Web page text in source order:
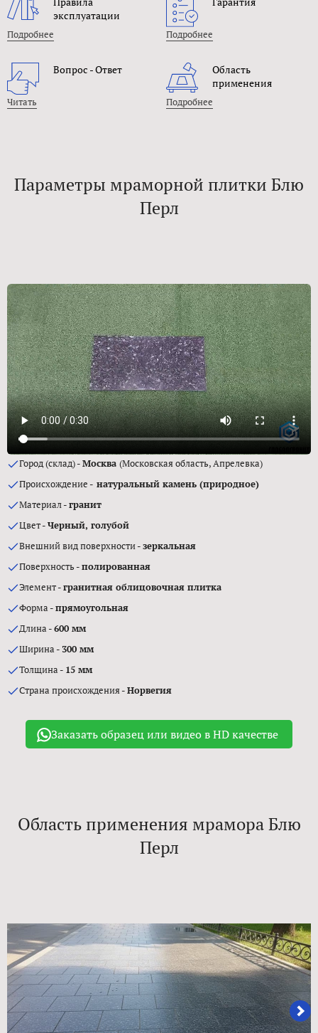
эксплуатации
Подробнее Подробнее
Вопрос - Ответ
Читать
Область
применения
Подробнее
Параметры мраморной плитки Блю
Перл
Город (склад) -Москва (Московская область, Апрелевка)
Происхождение - натуральный камень (природное)
Материал -гранит
Цвет -Черный, голубой
Внешний вид поверхности -зеркальная
Поверхность -полированная
Элемент -гранитная облицовочная плитка
Форма -прямоугольная
Длина -600 мм
Ширина -300 мм
Толщина - 15 мм
Страна происхождения -Норвегия
Заказать образец или видео в HD качестве
Область применения мрамора Блю
Перл